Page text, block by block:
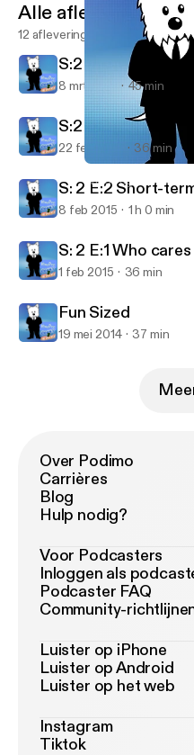
WingDog Coast2Coast
Alle afleveringen
12 afleveringen
S:2 E:4 To Bieb,
8 mrt 2015 45 min
S:2 E:3 Super
22 feb 2015 36 min
S: 2 E:2 Short-
8 feb 2015 1 h 0 min
S: 2 E:1 Who
1 feb 2015 36 min
Fun Sized
19 mei 2014 37 min
Over Podimo
Carrières
Blog
Hulp nodig?
Voor Podcasters
Inloggen als
Podcaster FAQ
Community-
Luister op iPhone
Luister op Android
Luister op het web
Instagram
Tiktok